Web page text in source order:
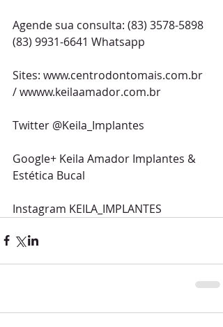
Agende sua consulta: (83) 3578-5898
(83) 9931-6641 Whatsapp
Sites: www.centrodontomais.com.br
/ wwww.keilaamador.com.br
Twitter @Keila_Implantes
Google+ Keila Amador Implantes &
Estética Bucal
Instagram KEILA_IMPLANTES